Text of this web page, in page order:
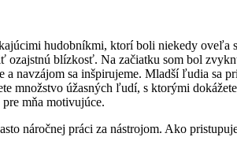
hudobníkmi, ktorí boli niekedy oveľa
blízkosť. Na začiatku som bol
navzájom sa inšpirujeme. Mladší ľudia sa
množstvo úžasných ľudí, s ktorými
mňa motivujúce.
náročnej práci za nástrojom. Ako